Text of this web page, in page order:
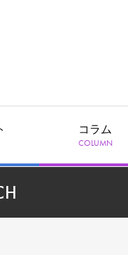
コラム
COLUMN